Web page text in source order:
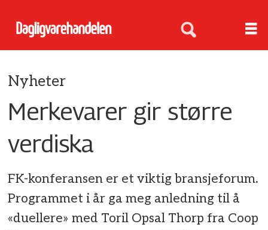
Nyheter
Merkevarer gir større
verdiska
FK-konferansen er et viktig bransjeforum.
Programmet i år ga meg anledning til å
«duellere» med Toril Opsal Thorp fra Coop